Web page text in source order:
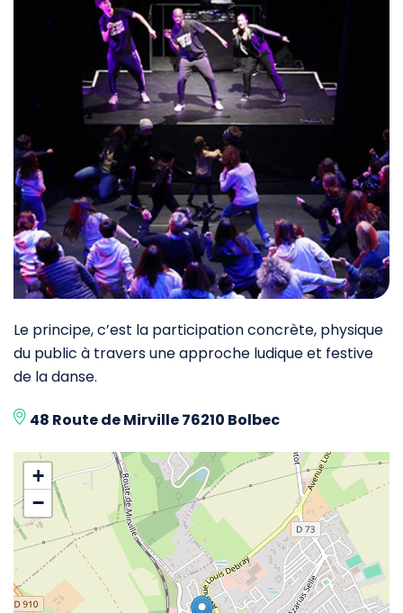
Le principe, c’est la participation concrète, physique
du public à travers une approche ludique et festive
de la danse.
48 Route de Mirville 76210 Bolbec
+
−